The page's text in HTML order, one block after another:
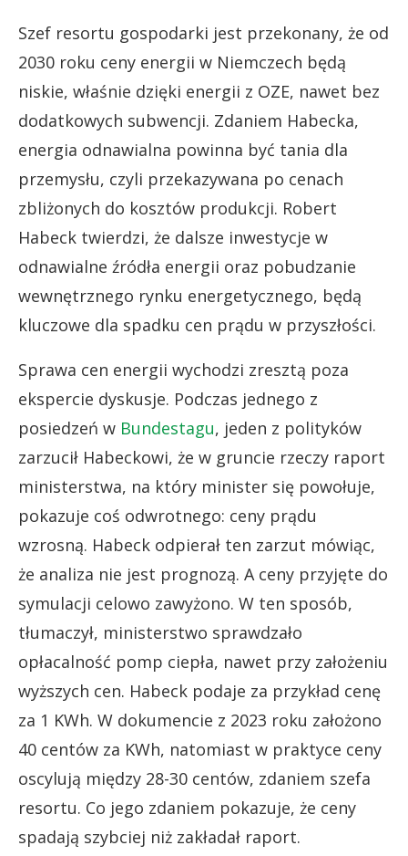
Szef resortu gospodarki jest przekonany, że od
2030 roku ceny energii w Niemczech będą
niskie, właśnie dzięki energii z OZE, nawet bez
dodatkowych subwencji. Zdaniem Habecka,
energia odnawialna powinna być tania dla
przemysłu, czyli przekazywana po cenach
zbliżonych do kosztów produkcji. Robert
Habeck twierdzi, że dalsze inwestycje w
odnawialne źródła energii oraz pobudzanie
wewnętrznego rynku energetycznego, będą
kluczowe dla spadku cen prądu w przyszłości.
Sprawa cen energii wychodzi zresztą poza
ekspercie dyskusje. Podczas jednego z
posiedzeń w Bundestagu, jeden z polityków
zarzucił Habeckowi, że w gruncie rzeczy raport
ministerstwa, na który minister się powołuje,
pokazuje coś odwrotnego: ceny prądu
wzrosną. Habeck odpierał ten zarzut mówiąc,
że analiza nie jest prognozą. A ceny przyjęte do
symulacji celowo zawyżono. W ten sposób,
tłumaczył, ministerstwo sprawdzało
opłacalność pomp ciepła, nawet przy założeniu
wyższych cen. Habeck podaje za przykład cenę
za 1 KWh. W dokumencie z 2023 roku założono
40 centów za KWh, natomiast w praktyce ceny
oscylują między 28-30 centów, zdaniem szefa
resortu. Co jego zdaniem pokazuje, że ceny
spadają szybciej niż zakładał raport.